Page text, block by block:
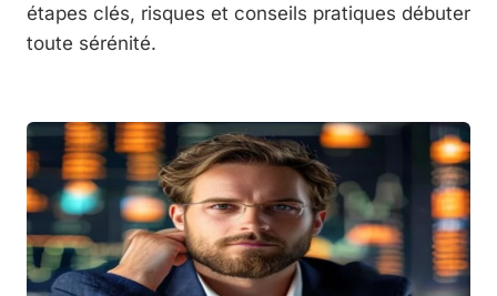
étapes clés, risques et conseils pratiques débuter
toute sérénité.